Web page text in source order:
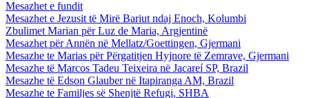
Mesazhet e fundit
Mesazhet e Jezusit të Mirë Bariut ndaj Enoch, Kolumbi
Zbulimet Marian për Luz de Maria, Argjentinë
Mesazhet për Annën në Mellatz/Goettingen, Gjermani
Mesazhe te Marias për Përgatitjen Hyjnore të Zemrave, Gjermani
Mesazhe të Marcos Tadeu Teixeira në Jacareí SP, Brazil
Mesazhe të Edson Glauber në Itapiranga AM, Brazil
Mesazhe te Familjes së Shenjtë Refugj, SHBA